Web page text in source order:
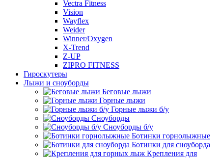
Vectra Fitness
Vision
Wayflex
Weider
Winner/Oxygen
X-Trend
Z-UP
ZIPRO FITNESS
Гироскутеры
Лыжи и сноуборды
Беговые лыжи
Горные лыжи
Горные лыжи б/у
Сноуборды
Сноуборды б/у
Ботинки горнолыжные
Ботинки для сноуборда
Крепления для